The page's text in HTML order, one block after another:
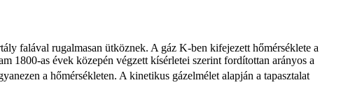
falával rugalmasan ütköznek. A gáz K-ben kifejezett hőmérséklete a
1800-as évek közepén végzett kísérletei szerint fordítottan arányos a
a hőmérsékleten. A kinetikus gázelmélet alapján a tapasztalat